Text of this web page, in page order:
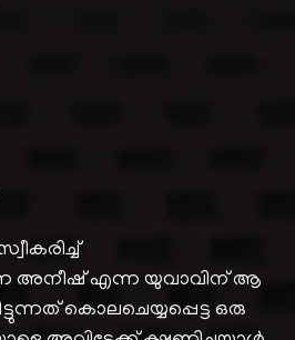
അനീഷ് എന്ന യുവാവിന് ആ
കൊലചെയ്യപ്പെട്ട ഒരു